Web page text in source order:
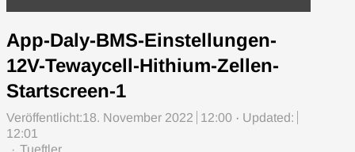
App-Daly-BMS-Einstellungen-
12V-Tewaycell-Hithium-Zellen-
Startscreen-1
Veröffentlicht:18. November 2022 12:00
Updated:
12:01
Author